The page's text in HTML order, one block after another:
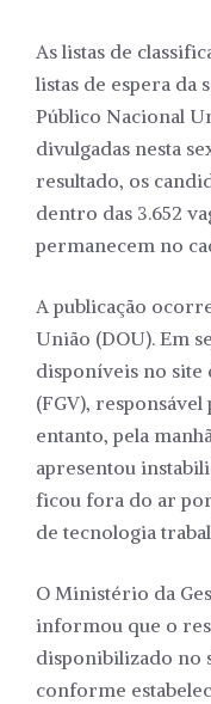
As listas de
listas de espera da
Público Nacional
divulgadas nesta
resultado, os
dentro das 3.652
permanecem no
A publicação
União (DOU). Em
disponíveis no site
(FGV),
entanto, pela
apresentou
ficou fora do ar
de tecnologia
O Ministério da
informou que o
disponibilizado no
conforme